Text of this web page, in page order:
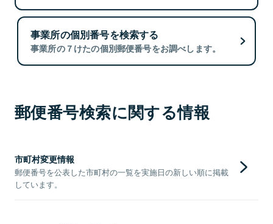
事業所の個別番号を検索する
事業所の７けたの個別郵便番号をお調べします。
郵便番号検索に関する情報
市町村変更情報
郵便番号を公表した市町村の一覧を実施日の新しい順に掲載
しています。